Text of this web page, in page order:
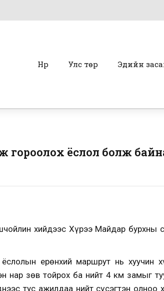
Нүүр Улс төр Эдийн
гороолох ёслол болж
хийдээс Хүрээ Майдар бурхны
ерөнхий маршрут нь хуучин
нар зөв тойрох ба нийт 4 км замыг
тус ажилдаа нийт сүсэгтэн олноо